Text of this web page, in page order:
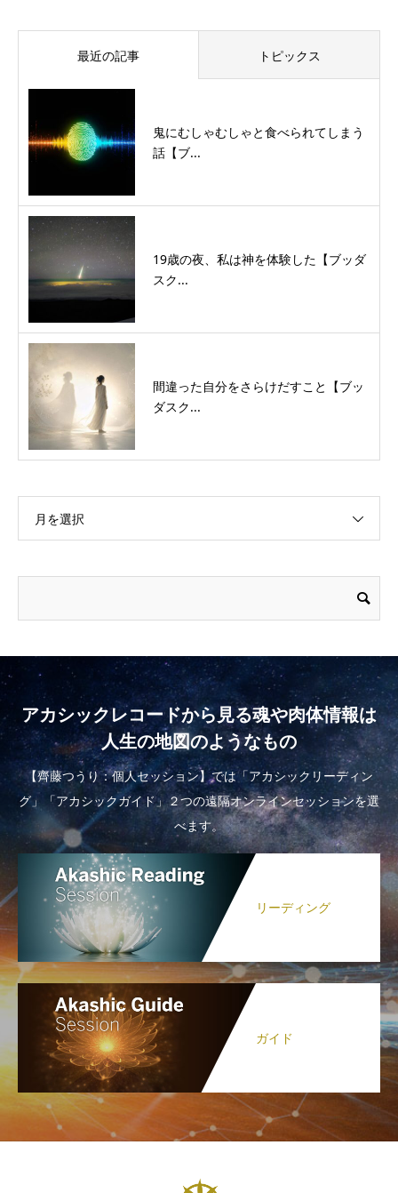
最近の記事 トピックス
鬼にむしゃむしゃと食べられてしまう
話【ブ...
19歳の夜、私は神を体験した【ブッダ
スク...
間違った自分をさらけだすこと【ブッ
ダスク...
月を選択
アカシックレコードから見る魂や肉体情報は
人生の地図のようなもの
【齊藤つうり：個人セッション】では「アカシックリーディン
グ」「アカシックガイド」２つの遠隔オンラインセッションを選
べます。
リーディング
ガイド